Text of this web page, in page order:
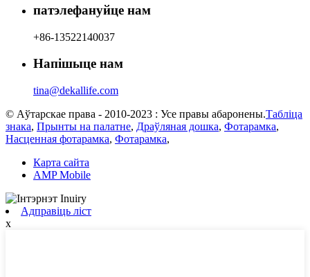
патэлефануйце нам
+86-13522140037
Напішыце нам
tina@dekallife.com
© Аўтарскае права - 2010-2023 : Усе правы абаронены.Табліца
знака, Прынты на палатне, Драўляная дошка, Фотарамка,
Насценная фотарамка, Фотарамка,
Карта сайта
AMP Mobile
Адправіць ліст
x